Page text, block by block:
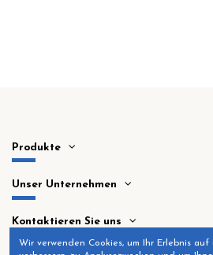
Produkte
Unser Unternehmen
Kontaktieren Sie uns
Wir verwenden Cookies, um Ihr Erlebnis auf